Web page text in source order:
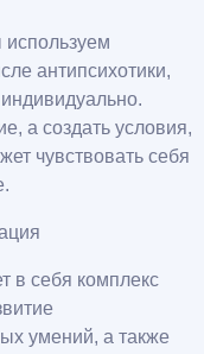
антипсихотики,
а создать условия,
чувствовать себя
в себя комплекс
умений, а также